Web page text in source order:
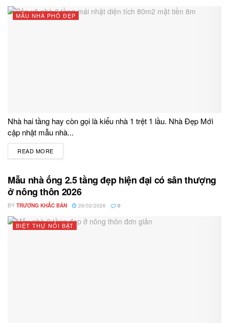
MẪU NHÀ PHỐ ĐẸP
Nhà hai tầng hay còn gọi là kiểu nhà 1 trệt 1 lầu. Nhà Đẹp Mới
cập nhật mẫu nhà...
READ MORE
Mẫu nhà ống 2.5 tầng đẹp hiện đại có sân thượng
ở nông thôn 2026
BY TRƯƠNG KHẮC BẢN 26/02/2026 0
BIỆT THỰ NỔI BẬT